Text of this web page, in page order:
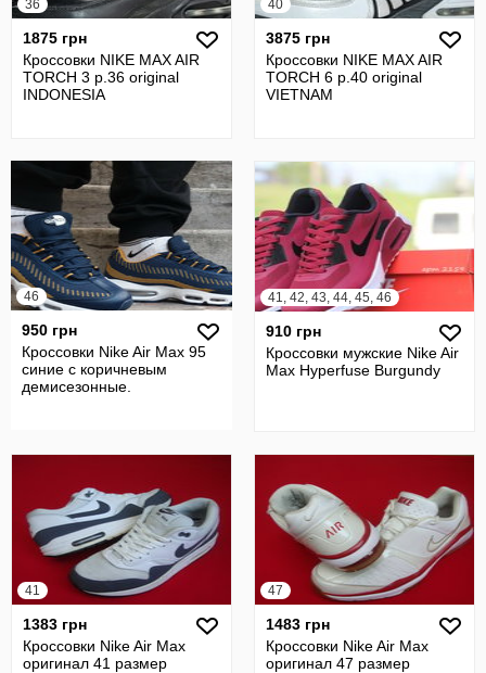
36
1875 грн
Кроссовки NIKE MAX AIR
TORCH 3 р.36 original
INDONESIA
40
3875 грн
Кроссовки NIKE MAX AIR
TORCH 6 р.40 original
VIETNAM
46
950 грн
Кроссовки Nike Air Max 95
синие с коричневым
демисезонные.
41, 42, 43, 44, 45, 46
910 грн
Кроссовки мужские Nike Air
Max Hyperfuse Burgundy
41
1383 грн
Кроссовки Nike Air Max
оригинал 41 размер
47
1483 грн
Кроссовки Nike Air Max
оригинал 47 размер